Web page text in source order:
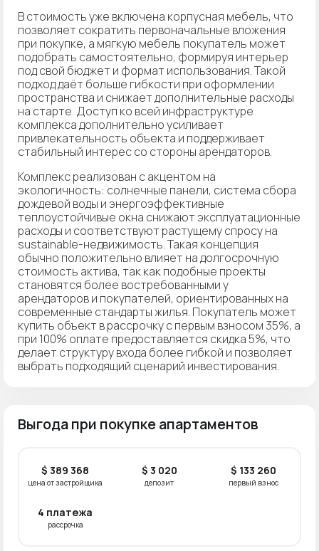
В стоимость уже включена корпусная мебель, что
позволяет сократить первоначальные вложения
при покупке, а мягкую мебель покупатель может
подобрать самостоятельно, формируя интерьер
под свой бюджет и формат использования. Такой
подход даёт больше гибкости при оформлении
пространства и снижает дополнительные расходы
на старте. Доступ ко всей инфраструктуре
комплекса дополнительно усиливает
привлекательность объекта и поддерживает
стабильный интерес со стороны арендаторов.
Комплекс реализован с акцентом на
экологичность: солнечные панели, система сбора
дождевой воды и энергоэффективные
теплоустойчивые окна снижают эксплуатационные
расходы и соответствуют растущему спросу на
sustainable-недвижимость. Такая концепция
обычно положительно влияет на долгосрочную
стоимость актива, так как подобные проекты
становятся более востребованными у
арендаторов и покупателей, ориентированных на
современные стандарты жилья. Покупатель может
купить объект в рассрочку с первым взносом 35%, а
при 100% оплате предоставляется скидка 5%, что
делает структуру входа более гибкой и позволяет
выбрать подходящий сценарий инвестирования.
Выгода при покупке апартаментов
$ 389 368
цена от застройщика
$ 3 020
депозит
$ 133 260
первый взнос
4 платежа
рассрочка